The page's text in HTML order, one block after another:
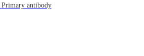
Primary antibody